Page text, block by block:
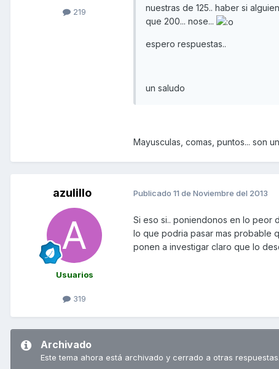
219
nuestras de 125.. haber si
que 200... nose...
espero respuestas..
un saludo
Mayusculas, comas, puntos... son
azulillo
Usuarios
319
Publicado 11 de Noviembre del 2013
Si eso si.. poniendonos en lo peor
lo que podria pasar mas probable
ponen a investigar claro que lo
Archivado
Este tema ahora está archivado y cerrado a otras respuestas.